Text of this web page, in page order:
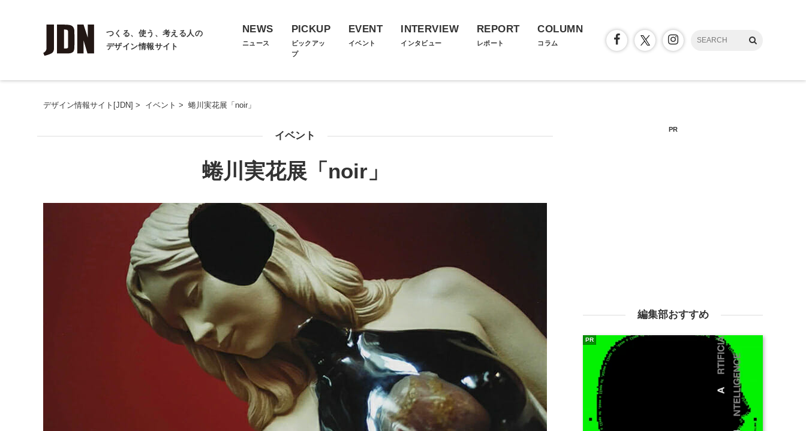
つくる、使う、考える人の
デザイン情報サイト
NEWS
ニュース
PICKUP
ピックアッ
プ
EVENT
イベント
INTERVIEW
インタビュー
REPORT
レポート
COLUMN
コラム
デザイン情報サイト[JDN] > イベント > 蜷川実花展「noir」
イベント
蜷川実花展「noir」
PR
編集部おすすめ
PR